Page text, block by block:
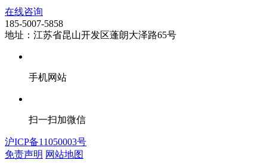
在线咨询
185-5007-5858
地址：江苏省昆山开发区蓬朗大泽路65号
手机网站
扫一扫加微信
沪ICP备11050003号
免责声明 网站地图